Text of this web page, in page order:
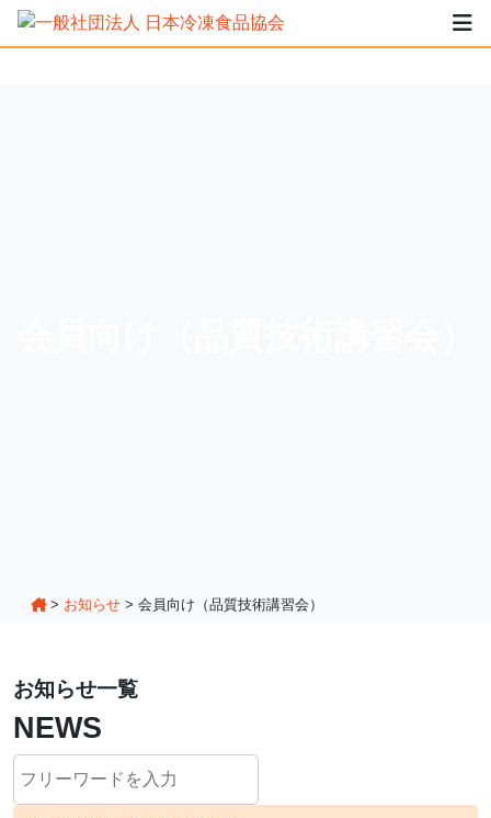
> お知らせ > 会員向け（品質技術講習会）
お知らせ一覧
NEWS